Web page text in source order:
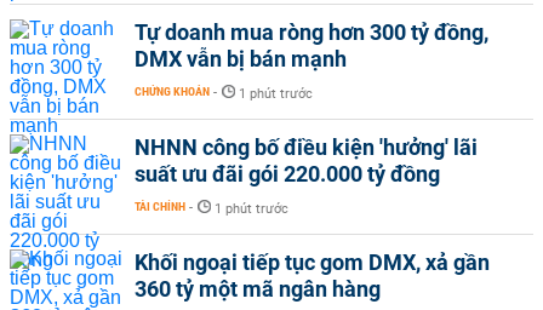
Tự doanh mua ròng hơn 300 tỷ đồng,
DMX vẫn bị bán mạnh
CHỨNG KHOÁN - 1 phút trước
NHNN công bố điều kiện 'hưởng' lãi
suất ưu đãi gói 220.000 tỷ đồng
TÀI CHÍNH - 1 phút trước
Khối ngoại tiếp tục gom DMX, xả gần
360 tỷ một mã ngân hàng